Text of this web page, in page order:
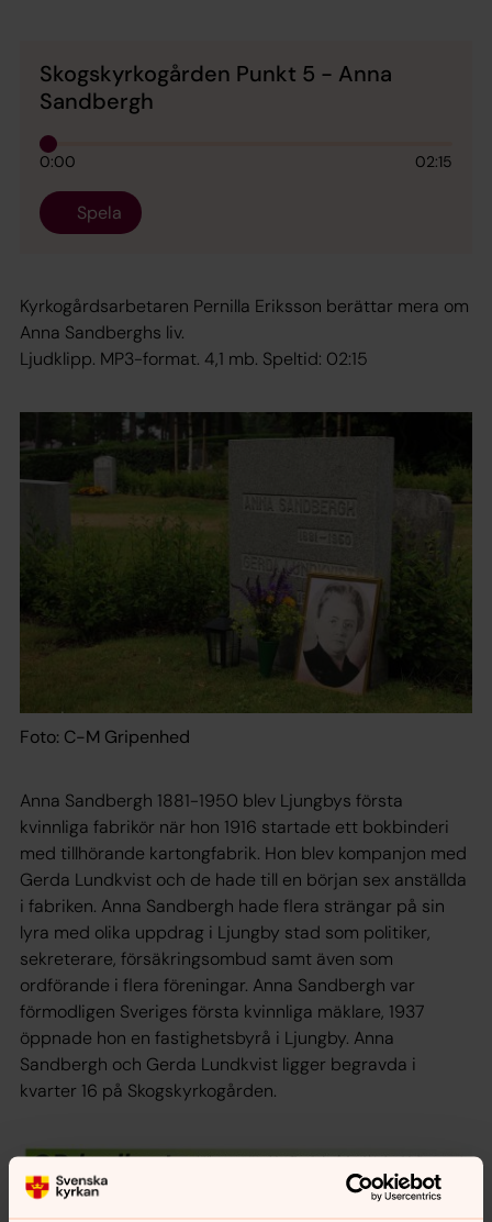
Skogskyrkogården Punkt 5 - Anna
Sandbergh
0:00 02:15
Spela
Kyrkogårdsarbetaren Pernilla Eriksson berättar mera om
Anna Sandberghs liv.
Ljudklipp. MP3-format. 4,1 mb. Speltid: 02:15
Foto: C-M Gripenhed
Anna Sandbergh 1881-1950 blev Ljungbys första
kvinnliga fabrikör när hon 1916 startade ett bokbinderi
med tillhörande kartongfabrik. Hon blev kompanjon med
Gerda Lundkvist och de hade till en början sex anställda
i fabriken. Anna Sandbergh hade flera strängar på sin
lyra med olika uppdrag i Ljungby stad som politiker,
sekreterare, försäkringsombud samt även som
ordförande i flera föreningar. Anna Sandbergh var
förmodligen Sveriges första kvinnliga mäklare, 1937
öppnade hon en fastighetsbyrå i Ljungby. Anna
Sandbergh och Gerda Lundkvist ligger begravda i
kvarter 16 på Skogskyrkogården.